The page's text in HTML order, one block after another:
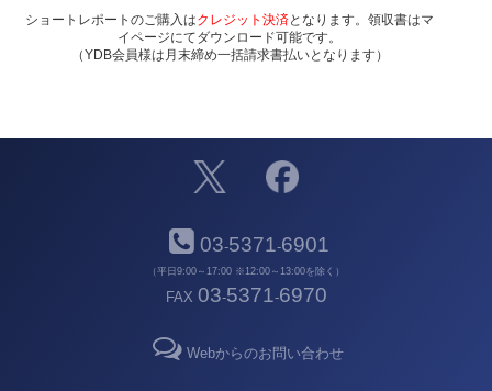
ショートレポートのご購入はクレジット決済となります。領収書はマ
イページにてダウンロード可能です。
（YDB会員様は月末締め一括請求書払いとなります）
03-5371-6901
（平日9:00～17:00 ※12:00～13:00を除く）
FAX 03-5371-6970
Webからのお問い合わせ